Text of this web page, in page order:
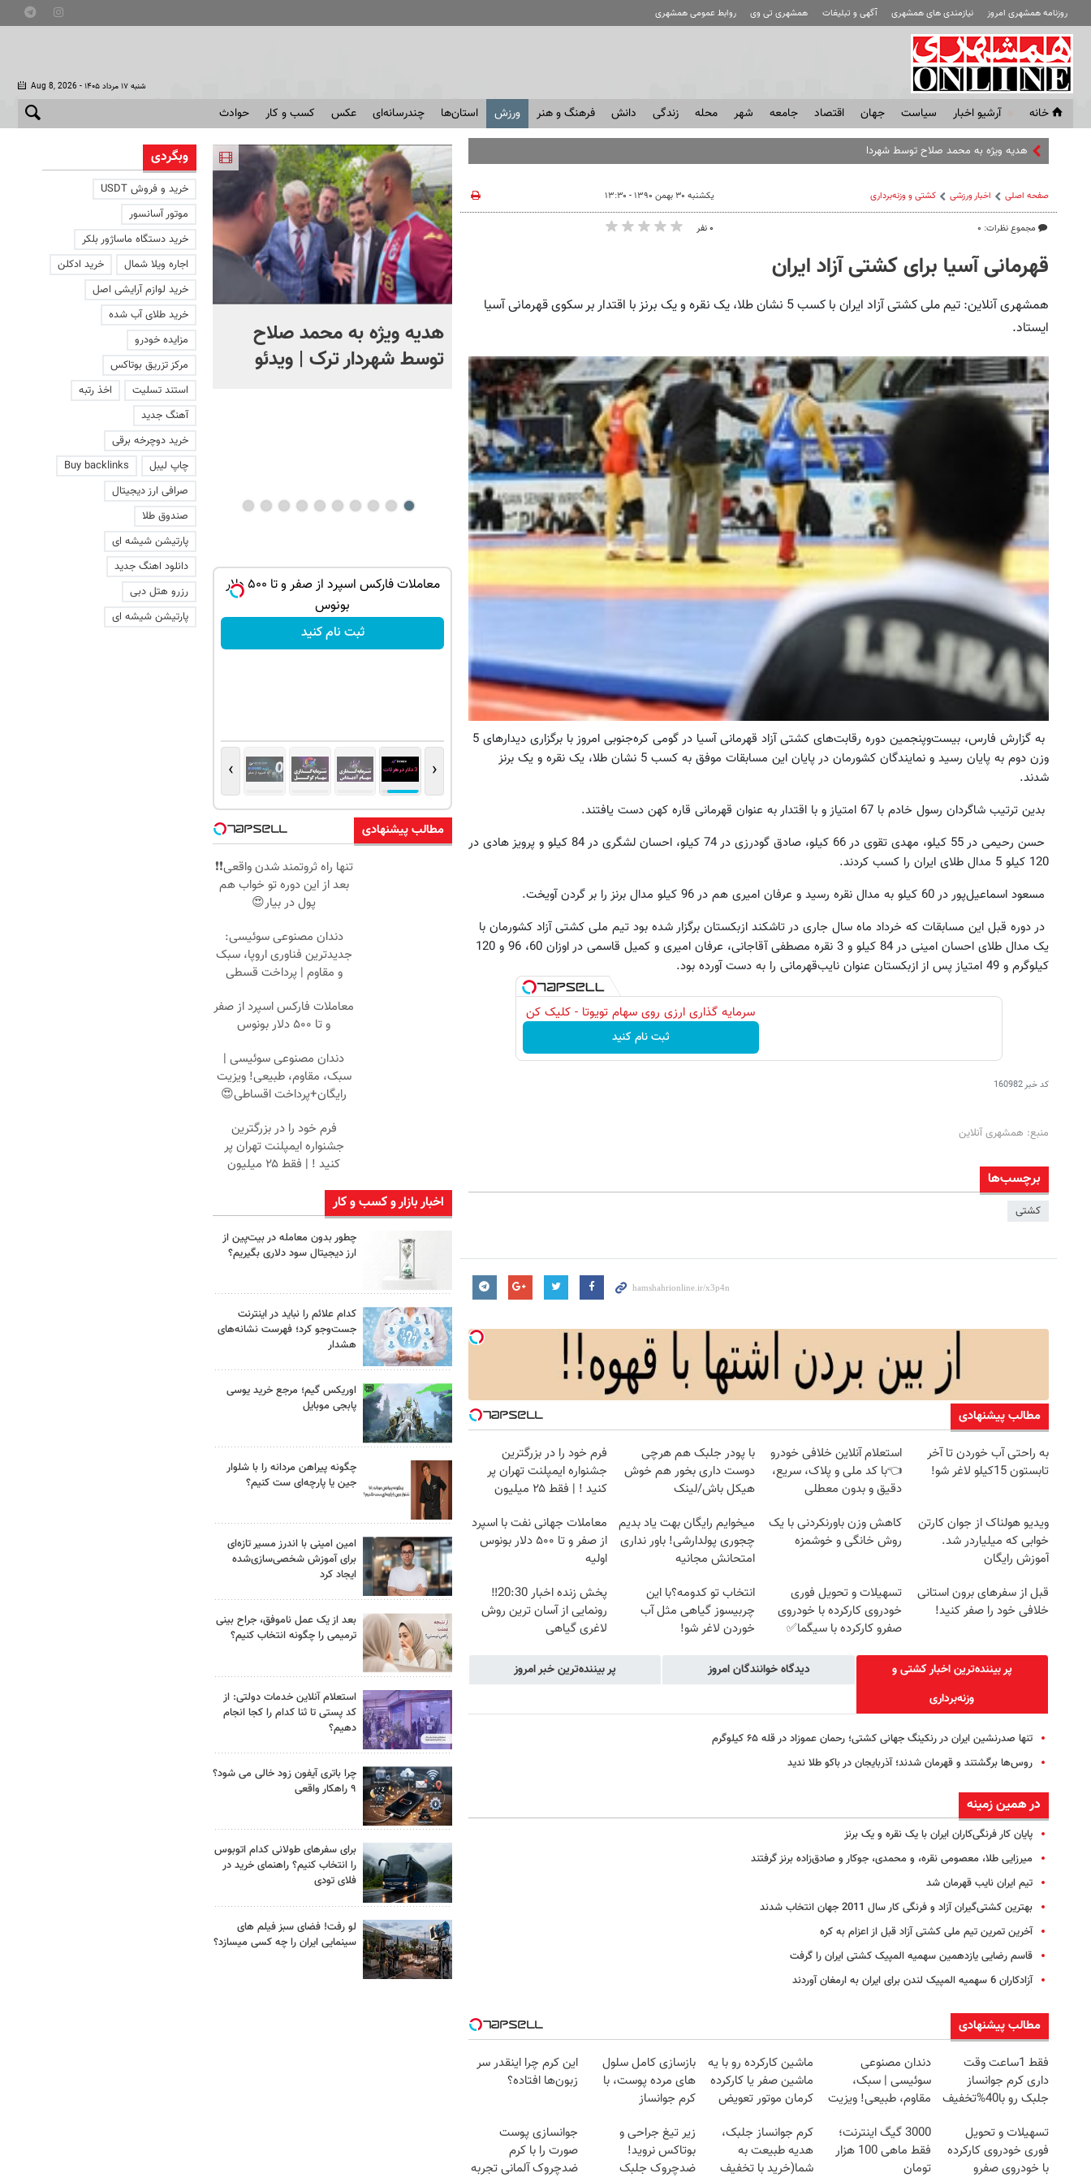
روزنامه همشهری امروز نیازمندی های همشهری آگهی و تبلیغات همشهری تی وی روابط عمومی همشهری
Aug 8, 2026 - شنبه ۱۷ مرداد ۱۴۰۵
خانه آرشیو اخبار سياست جهان اقتصاد جامعه شهر محله زندگی دانش فرهنگ و هنر ورزش استان‌ها چندرسانه‌ای عکس کسب و کار حوادث
هدیه ویژه به محمد صلاح توسط شهردار ترک | ویدئو
صفحه اصلی اخبار ورزشی کشتی و وزنه‌برداری
مجموع نظرات: ۰
یکشنبه ۳۰ بهمن ۱۳۹۰ - ۱۳:۳۰
۰ نفر
قهرمانی آسیا برای کشتی آزاد ایران
همشهری آنلاین: تیم ملی کشتی آزاد ایران با کسب 5 نشان طلا، یک نقره و یک برنز با اقتدار بر سکوی قهرمانی آسیا
ایستاد.
به گزارش فارس، بیست‌وپنجمین دوره رقابت‌های کشتی آزاد قهرمانی آسیا در گومی کره‌جنوبی امروز با برگزاری دیدارهای 5
وزن دوم به پایان رسید و نمایندگان کشورمان در پایان این مسابقات موفق به کسب 5 نشان طلا، یک نقره و یک برنز
شدند.
بدین ترتیب شاگردان رسول خادم با 67 امتیاز و با اقتدار به عنوان قهرمانی قاره کهن دست یافتند.
حسن رحیمی در 55 کیلو، مهدی تقوی در 66 کیلو، صادق گودرزی در 74 کیلو، احسان لشگری در 84 کیلو و پرویز هادی در
120 کیلو 5 مدال طلای ایران را کسب کردند.
مسعود اسماعیل‌پور در 60 کیلو به مدال نقره رسید و عرفان امیری هم در 96 کیلو مدال برنز را بر گردن آویخت.
در دوره قبل این مسابقات که خرداد ماه سال جاری در تاشکند ازبکستان برگزار شده بود تیم ملی کشتی آزاد کشورمان با
یک مدال طلای احسان امینی در 84 کیلو و 3 نقره مصطفی آقاجانی، عرفان امیری و کمیل قاسمی در اوزان 60، 96 و 120
کیلوگرم و 49 امتیاز پس از ازبکستان عنوان نایب‌قهرمانی را به دست آورده بود.
سرمایه گذاری ارزی روی سهام تویوتا - کلیک کن
ثبت نام کنید
کد خبر160982
منبع: همشهری آنلاین
برچسب‌ها
کشتی
مطالب پیشنهادی
به راحتی آب خوردن تا آخر
تابستون 15کیلو لاغر شو!
استعلام آنلاین خلافی خودرو
👈با کد ملی و پلاک، سریع،
دقیق و بدون معطلی
با پودر جلبک هم هرچی
دوست داری بخور هم خوش
هیکل باش/لینک
فرم خود را در بزرگترین
جشنواره ایمپلنت تهران پر
کنید ! | فقط ۲۵ میلیون
ویدیو هولناک از جوان کارتن
خوابی که میلیاردر شد.
آموزش رایگان
کاهش وزن باورنکردنی با یک
روش خانگی و خوشمزه
میخوایم رایگان بهت یاد بدیم
چجوری پولدارشی! باور نداری
امتحانش مجانیه
معاملات جهانی نفت با اسپرد
از صفر و تا ۵۰۰ دلار بونوس
اولیه
قبل از سفرهای برون استانی
خلافی خود را صفر کنید!
تسهیلات و تحویل فوری
خودروی کارکرده با خودروی
صفرو کارکرده با سیگما✅
انتخاب تو کدومه؟با این
چربیسوز گیاهی مثل آب
خوردن لاغر شو!
پخش زنده اخبار 20:30‼️
رونمایی از آسان ترین روش
لاغری گیاهی
پر بیننده‌ترین اخبار کشتی و
وزنه‌برداری
دیدگاه خوانندگان امروز پر بیننده‌ترین خبر امروز
تنها صدرنشین ایران در رنکینگ جهانی کشتی؛ رحمان عموزاد در قله ۶۵ کیلوگرم
روس‌ها برگشتند و قهرمان شدند؛ آذربایجان در باکو طلا ندید
در همین زمینه
پایان کار فرنگی‌کاران ایران با یک نقره و یک برنز
میرزایی طلا، معصومی نقره، و محمدی، جوکار و صادق‌زاده برنز گرفتند
تیم ایران نایب قهرمان شد
بهترین کشتی‌گیران آزاد و فرنگی کار سال 2011 جهان انتخاب شدند
آخرین تمرین تیم ملی کشتی آزاد قبل از اعزام به کره
قاسم رضایی یازدهمین سهمیه المپیک کشتی ایران را گرفت
آزادکاران 6 سهمیه المپیک لندن برای ایران به ارمغان آوردند
مطالب پیشنهادی
فقط 1ساعت وقت
داری کرم جوانساز
جلبک رو با40%تخفیف
دندان مصنوعی
سوئیسی | سبک،
مقاوم، طبیعی! ویزیت
اقساطی😍
ماشین کارکرده رو با یه
ماشین صفر یا کارکرده
کرمان موتور تعویض
بازسازی کامل سلول
های مرده پوست، با
کرم جوانساز
این کرم چرا اینقدر سر
زبون‌ها افتاده؟
تسهیلات و تحویل
فوری خودروی کارکرده
با خودروی صفرو
3000 گیگ اینترنت؛
فقط ماهی 100 هزار
تومان
کرم جوانساز جلبک،
هدیه طبیعت به
شما(خرید با تخفیف
زیر تیغ جراحی و
بوتاکس نروید!
ضدچروک جلبک
جوانسازی پوست
صورت را با کرم
ضدچروک آلمانی تجربه
است؛ گوشت ارزان می‌شود یا
خیر؟!
هدیه ویژه به محمد صلاح
توسط شهردار ترک | ویدئو
تصاویری از محل انفجار گاز
آبادان | ویدئو
پاداش در هر لات معاملاتی در بروکر
اینوسلو
ثبت نام کنید
میدونستی میتونی روی سهام آدیداس
سرمایه گذاری کنی؟
ثبت نام کنید
میدونستی میتونی از بالا رفتن ارزش سهام
گوگل سود کسب کنی؟
معاملات فارکس اسپرد از صفر و تا ۵۰۰ دلار
بونوس
ثبت نام کنید
‹
›
مطالب پیشنهادی
تنها راه ثروتمند شدن واقعی❗❗
بعد از این دوره تو خواب هم
پول در بیار😍
دندان مصنوعی سوئیسی:
جدیدترین فناوری اروپا، سبک
و مقاوم | پرداخت قسطی
معاملات فارکس اسپرد از صفر
و تا ۵۰۰ دلار بونوس
دندان مصنوعی سوئیسی |
سبک، مقاوم، طبیعی! ویزیت
رایگان+پرداخت اقساطی😍
فرم خود را در بزرگترین
جشنواره ایمپلنت تهران پر
کنید ! | فقط ۲۵ میلیون
اخبار بازار و کسب و کار
چطور بدون معامله در بیت‌پین از
ارز دیجیتال سود دلاری بگیریم؟
کدام علائم را نباید در اینترنت
جست‌وجو کرد؛ فهرست نشانه‌های
هشدار
اوریکس گیم؛ مرجع خرید یوسی
پابجی موبایل
چگونه پیراهن مردانه را با شلوار
جین یا پارچه‌ای ست کنیم؟
امین امینی با اندرز مسیر تازه‌ای
برای آموزش شخصی‌سازی‌شده
ایجاد کرد
بعد از یک عمل ناموفق، جراح بینی
ترمیمی را چگونه انتخاب کنیم؟
استعلام آنلاین خدمات دولتی: از
کد پستی تا ثنا کدام را کجا انجام
دهیم؟
چرا باتری آیفون زود خالی می شود؟
۹ راهکار واقعی
برای سفرهای طولانی کدام اتوبوس
را انتخاب کنیم؟ راهنمای خرید در
فلای تودی
لو رفت! فضای سبز فیلم های
سینمایی ایران را چه کسی میسازد؟
وبگردی
خرید و فروش USDT
موتور آسانسور
خرید دستگاه ماساژور بلکر
اجاره ویلا شمال
خرید ادکلن
خرید لوازم آرایشی اصل
خرید طلای آب شده
مزایده خودرو
مرکز تزریق بوتاکس
استند تسلیت
اخذ رتبه
آهنگ جدید
خرید دوچرخه برقی
چاپ لیبل
Buy backlinks
صرافی ارز دیجیتال
صندوق طلا
پارتیشن شیشه ای
دانلود اهنگ جدید
رزرو هتل دبی
پارتیشن شیشه ای